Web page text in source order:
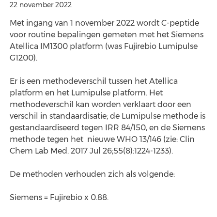
22 november 2022
Met ingang van 1 november 2022 wordt C-peptide
voor routine bepalingen gemeten met het Siemens
Atellica IM1300 platform (was Fujirebio Lumipulse
G1200).
Er is een methodeverschil tussen het Atellica
platform en het Lumipulse platform. Het
methodeverschil kan worden verklaart door een
verschil in standaardisatie; de Lumipulse methode is
gestandaardiseerd tegen IRR 84/150, en de Siemens
methode tegen het nieuwe WHO 13/146 (zie: Clin
Chem Lab Med. 2017 Jul 26;55(8):1224-1233).
De methoden verhouden zich als volgende:
Siemens = Fujirebio x 0.88.